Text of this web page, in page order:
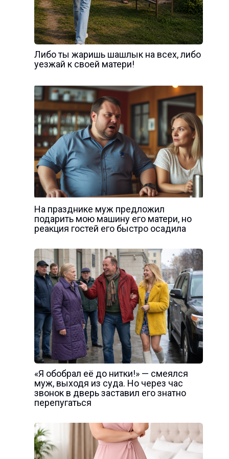
Либо ты жаришь шашлык на всех, либо
уезжай к своей матери!
На празднике муж предложил
подарить мою машину его матери, но
реакция гостей его быстро осадила
«Я обобрал её до нитки!» — смеялся
муж, выходя из суда. Но через час
звонок в дверь заставил его знатно
перепугаться